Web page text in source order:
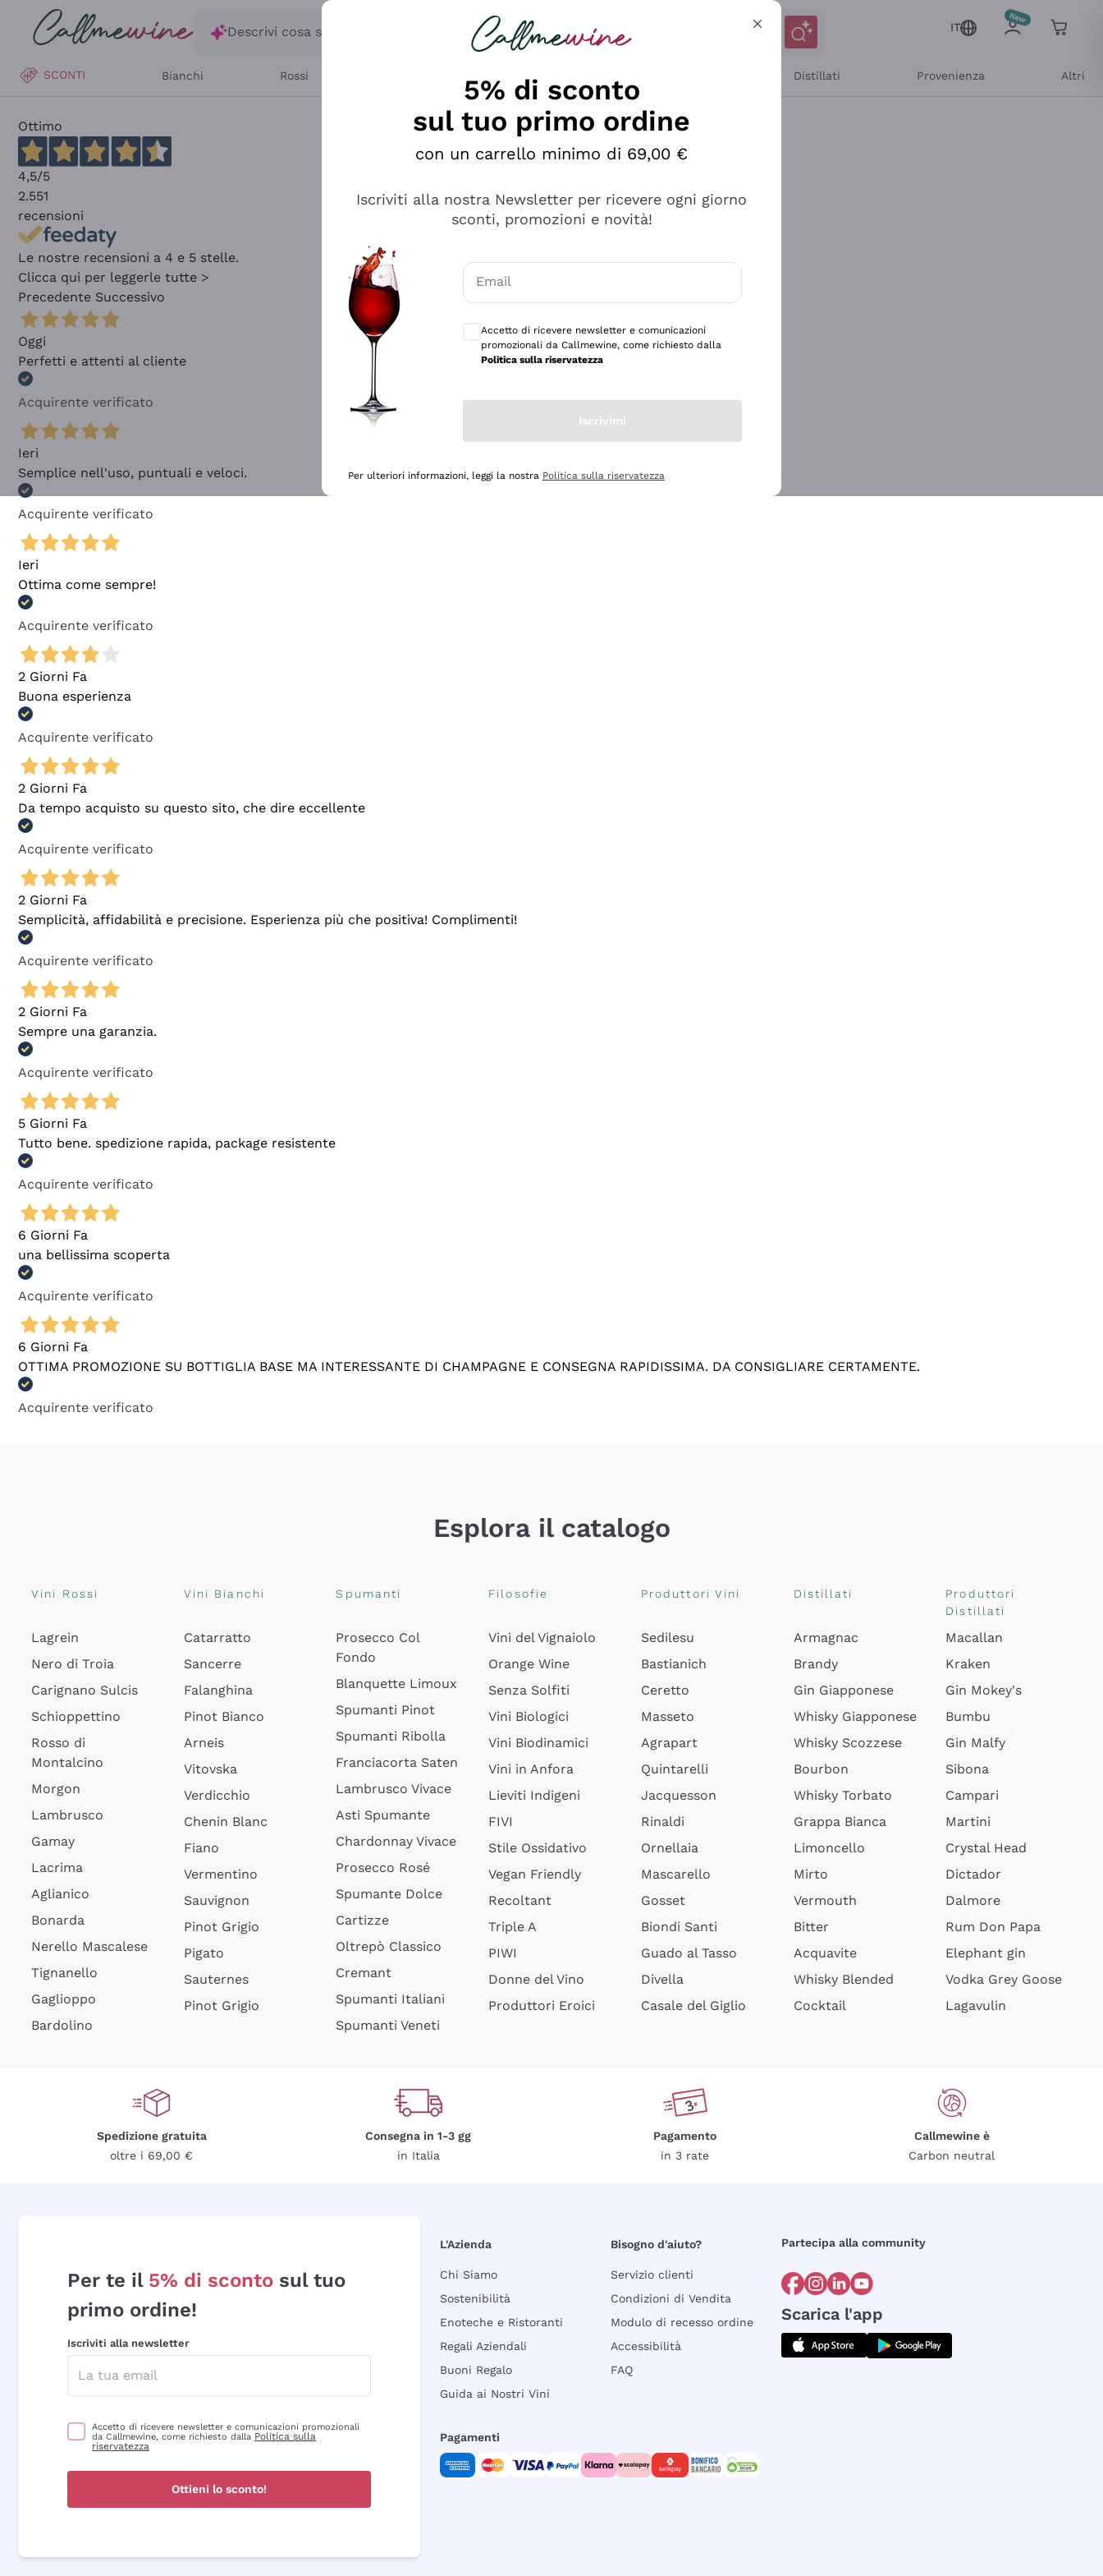
Salta al contenuto principale
Descrivi cosa stai cercando
IT
SCONTI Bianchi Rossi Distillati Provenienza Altri
Ottimo
4,5/5
2.551
recensioni
Le nostre recensioni a 4 e 5 stelle.
Clicca qui per leggerle tutte >
Precedente Successivo
Oggi
Perfetti e attenti al cliente
Acquirente verificato
Ieri
Semplice nell'uso, puntuali e veloci.
Acquirente verificato
Ieri
Ottima come sempre!
Acquirente verificato
2 Giorni Fa
Buona esperienza
Acquirente verificato
2 Giorni Fa
Da tempo acquisto su questo sito, che dire eccellente
Acquirente verificato
2 Giorni Fa
Semplicità, affidabilità e precisione. Esperienza più che positiva! Complimenti!
Acquirente verificato
2 Giorni Fa
Sempre una garanzia.
Acquirente verificato
5 Giorni Fa
Tutto bene. spedizione rapida, package resistente
Acquirente verificato
6 Giorni Fa
una bellissima scoperta
Acquirente verificato
6 Giorni Fa
OTTIMA PROMOZIONE SU BOTTIGLIA BASE MA INTERESSANTE DI CHAMPAGNE E CONSEGNA RAPIDISSIMA. DA CONSIGLIARE CERTAMENTE.
Acquirente verificato
Esplora il catalogo
Vini Rossi
Lagrein
Nero di Troia
Carignano Sulcis
Schioppettino
Rosso di
Montalcino
Morgon
Lambrusco
Gamay
Lacrima
Aglianico
Bonarda
Nerello Mascalese
Tignanello
Gaglioppo
Bardolino
Vini Bianchi
Catarratto
Sancerre
Falanghina
Pinot Bianco
Arneis
Vitovska
Verdicchio
Chenin Blanc
Fiano
Vermentino
Sauvignon
Pinot Grigio
Pigato
Sauternes
Pinot Grigio
Spumanti
Prosecco Col
Fondo
Blanquette Limoux
Spumanti Pinot
Spumanti Ribolla
Franciacorta Saten
Lambrusco Vivace
Asti Spumante
Chardonnay Vivace
Prosecco Rosé
Spumante Dolce
Cartizze
Oltrepò Classico
Cremant
Spumanti Italiani
Spumanti Veneti
Filosofie
Vini del Vignaiolo
Orange Wine
Senza Solfiti
Vini Biologici
Vini Biodinamici
Vini in Anfora
Lieviti Indigeni
FIVI
Stile Ossidativo
Vegan Friendly
Recoltant
Triple A
PIWI
Donne del Vino
Produttori Eroici
Produttori Vini
Sedilesu
Bastianich
Ceretto
Masseto
Agrapart
Quintarelli
Jacquesson
Rinaldi
Ornellaia
Mascarello
Gosset
Biondi Santi
Guado al Tasso
Divella
Casale del Giglio
Distillati
Armagnac
Brandy
Gin Giapponese
Whisky Giapponese
Whisky Scozzese
Bourbon
Whisky Torbato
Grappa Bianca
Limoncello
Mirto
Vermouth
Bitter
Acquavite
Whisky Blended
Cocktail
Produttori
Distillati
Macallan
Kraken
Gin Mokey's
Bumbu
Gin Malfy
Sibona
Campari
Martini
Crystal Head
Dictador
Dalmore
Rum Don Papa
Elephant gin
Vodka Grey Goose
Lagavulin
Spedizione gratuita
oltre i 69,00 €
Consegna in 1-3 gg
in Italia
Pagamento
in 3 rate
Callmewine è
Carbon neutral
Per te il 5% di sconto sul tuo
primo ordine!
Iscriviti alla newsletter
Accetto di ricevere newsletter e comunicazioni promozionali
da Callmewine, come richiesto dalla Politica sulla
riservatezza
Ottieni lo sconto!
L'Azienda
Chi Siamo
Sostenibilità
Enoteche e Ristoranti
Regali Aziendali
Buoni Regalo
Guida ai Nostri Vini
Bisogno d'aiuto?
Servizio clienti
Condizioni di Vendita
Modulo di recesso ordine
Accessibilità
FAQ
Partecipa alla community
Scarica l'app
Pagamenti
5% di sconto
sul tuo primo ordine
con un carrello minimo di 69,00 €
Iscriviti alla nostra Newsletter per ricevere ogni giorno
sconti, promozioni e novità!
Email
Accetto di ricevere newsletter e comunicazioni
promozionali da Callmewine, come richiesto dalla
Politica sulla riservatezza
Iscrivimi
Per ulteriori informazioni, leggi la nostra Politica sulla riservatezza